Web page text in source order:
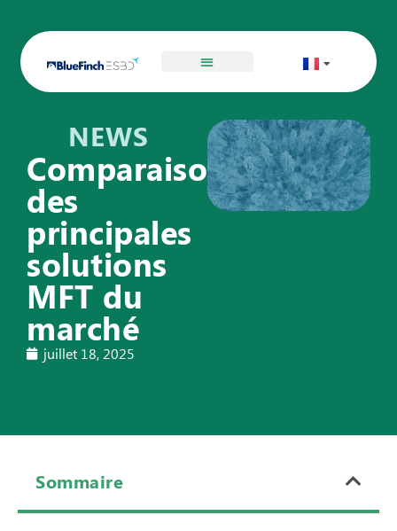
NEWS
Comparaison
des
principales
solutions
MFT du
marché
juillet 18, 2025
Sommaire